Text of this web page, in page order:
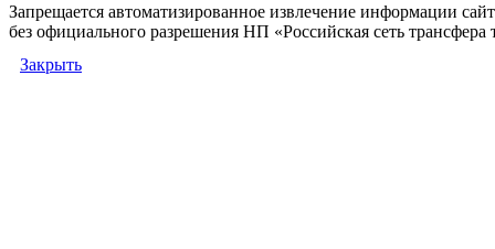
Запрещается автоматизированное извлечение информации
без официального разрешения НП «Российская сеть трансфера
Закрыть